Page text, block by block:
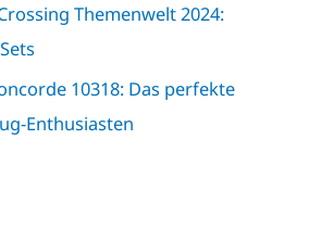
Themenwelt 2024:
10318: Das perfekte
Enthusiasten